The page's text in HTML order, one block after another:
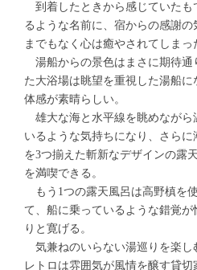
到着したときから感じていたも
るような名前に、宿からの感謝
までもなく心は癒やされてしまっ
湯船からの景色はまさに期待通
た大浴場は眺望を重視した湯船
体感が素晴らしい。
雄大な海と水平線を眺めながら
いるような気持ちになり、さら
を3つ揃えた斬新なデザインの露
を満喫できる。
もう1つの露天風呂は高野槙を
て、船に乗っているような錯覚
りと寛げる。
気兼ねのいらない湯巡りを楽し
レトロは雰囲気が風情を醸す貸